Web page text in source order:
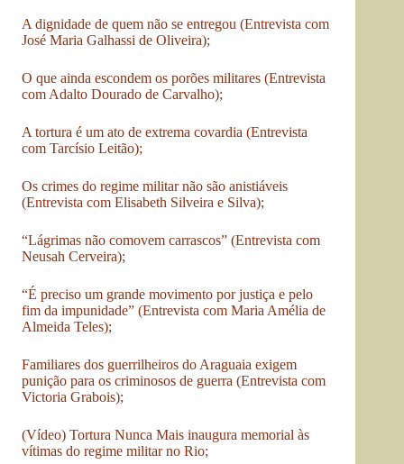
A dignidade de quem não se entregou (Entrevista com
José Maria Galhassi de Oliveira);
O que ainda escondem os porões militares (Entrevista
com Adalto Dourado de Carvalho);
A tortura é um ato de extrema covardia (Entrevista
com Tarcísio Leitão);
Os crimes do regime militar não são anistiáveis
(Entrevista com Elisabeth Silveira e Silva);
“Lágrimas não comovem carrascos” (Entrevista com
Neusah Cerveira);
“É preciso um grande movimento por justiça e pelo
fim da impunidade” (Entrevista com Maria Amélia de
Almeida Teles);
Familiares dos guerrilheiros do Araguaia exigem
punição para os criminosos de guerra (Entrevista com
Victoria Grabois);
(Vídeo) Tortura Nunca Mais inaugura memorial às
vítimas do regime militar no Rio;